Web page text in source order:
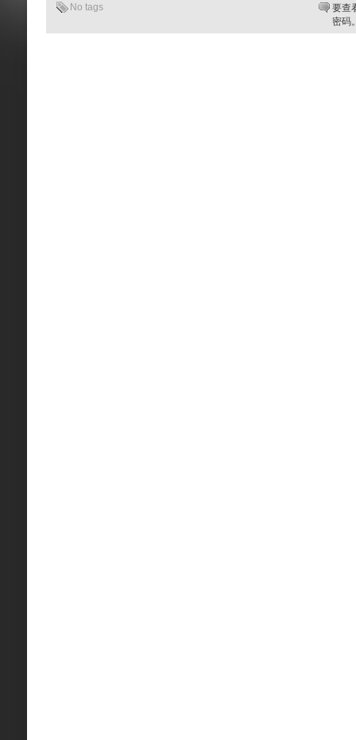
No tags
要查
密码